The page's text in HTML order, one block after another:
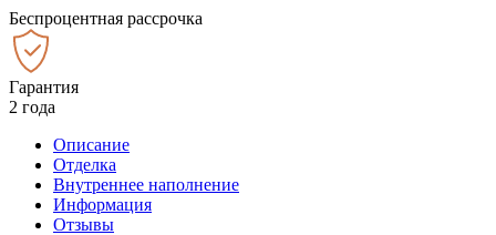
Беспроцентная рассрочка
Гарантия
2 года
Описание
Отделка
Внутреннее наполнение
Информация
Отзывы